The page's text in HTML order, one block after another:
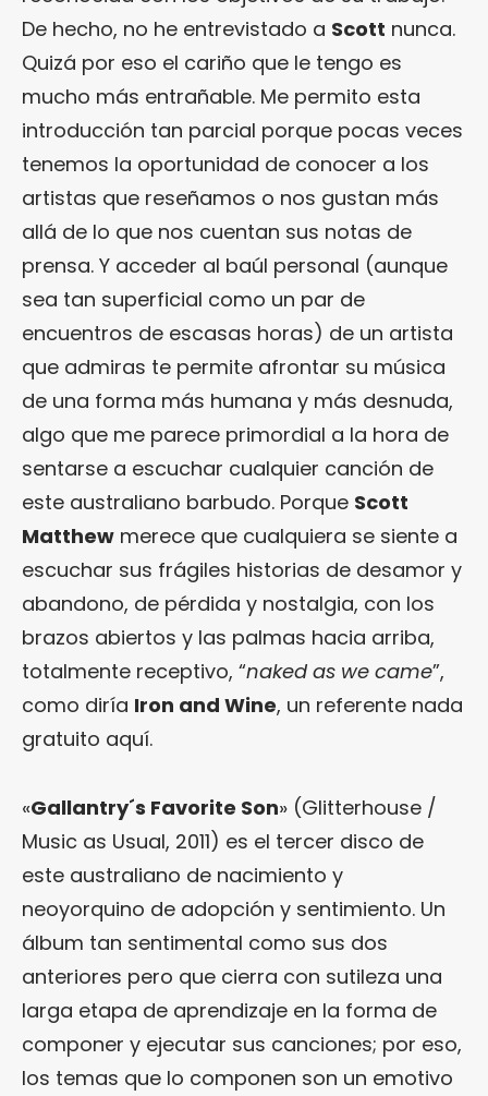
De hecho, no he entrevistado a Scott nunca.
Quizá por eso el cariño que le tengo es
mucho más entrañable. Me permito esta
introducción tan parcial porque pocas veces
tenemos la oportunidad de conocer a los
artistas que reseñamos o nos gustan más
allá de lo que nos cuentan sus notas de
prensa. Y acceder al baúl personal (aunque
sea tan superficial como un par de
encuentros de escasas horas) de un artista
que admiras te permite afrontar su música
de una forma más humana y más desnuda,
algo que me parece primordial a la hora de
sentarse a escuchar cualquier canción de
este australiano barbudo. Porque Scott
Matthew merece que cualquiera se siente a
escuchar sus frágiles historias de desamor y
abandono, de pérdida y nostalgia, con los
brazos abiertos y las palmas hacia arriba,
totalmente receptivo, “naked as we came”,
como diría Iron and Wine, un referente nada
gratuito aquí.
«Gallantry´s Favorite Son» (Glitterhouse /
Music as Usual, 2011) es el tercer disco de
este australiano de nacimiento y
neoyorquino de adopción y sentimiento. Un
álbum tan sentimental como sus dos
anteriores pero que cierra con sutileza una
larga etapa de aprendizaje en la forma de
componer y ejecutar sus canciones; por eso,
los temas que lo componen son un emotivo